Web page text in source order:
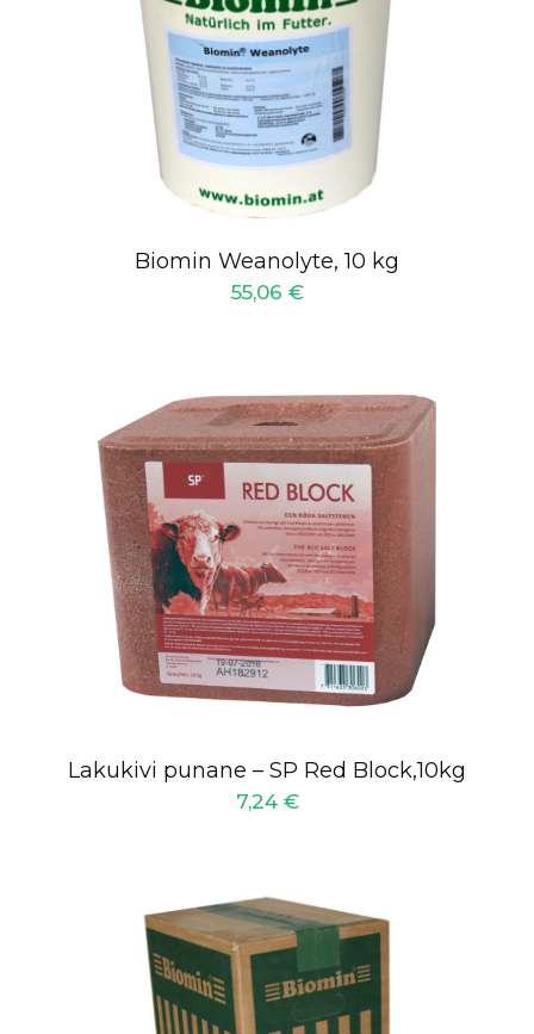
Biomin Weanolyte, 10 kg
55,06 €
Lakukivi punane – SP Red Block,10kg
7,24 €